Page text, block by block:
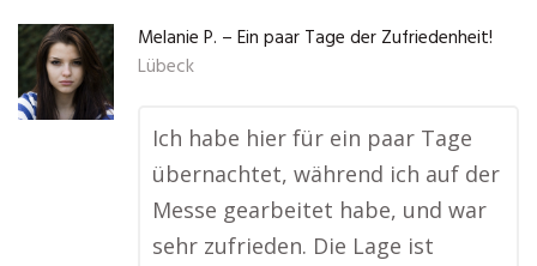
Melanie P. – Ein paar Tage der Zufriedenheit!
Lübeck
Ich habe hier für ein paar Tage
übernachtet, während ich auf der
Messe gearbeitet habe, und war
sehr zufrieden. Die Lage ist